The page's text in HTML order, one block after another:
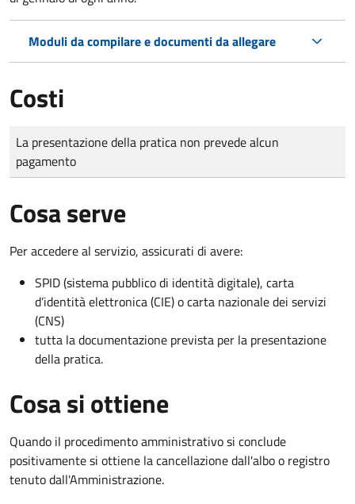
Moduli da compilare e documenti da allegare
Costi
Tipo di pagamento
Importo
La presentazione della pratica non prevede alcun
pagamento
Cosa serve
Per accedere al servizio, assicurati di avere:
SPID (sistema pubblico di identità digitale), carta
d’identità elettronica (CIE) o carta nazionale dei servizi
(CNS)
tutta la documentazione prevista per la presentazione
della pratica.
Cosa si ottiene
Quando il procedimento amministrativo si conclude
positivamente si ottiene la cancellazione dall'albo o registro
tenuto dall'Amministrazione.